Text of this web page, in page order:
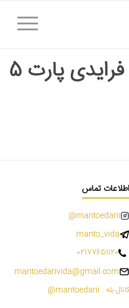
پارت 5
اطلاعات تماس
mantoedarii@
manto_vida
02177651120
mantoedarivida@gmail.com
کانال بله : mantoedarii@